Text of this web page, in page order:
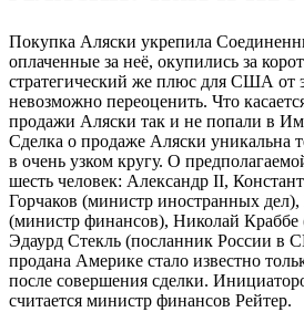
Покупка Аляски укрепила
оплаченные за неё, окупились за
стратегический же плюс для США от
невозможно переоценить. Что
продажи Аляски так и не попали в
Сделка о продаже Аляски уникальна
в очень узком кругу. О
шесть человек: Александр II,
Горчаков (министр иностранных
(министр финансов), Николай Краббе
Эдаурд Стекль (посланник России в
продана Америке стало известно
после совершения сделки.
считается министр финансов Рейтер.